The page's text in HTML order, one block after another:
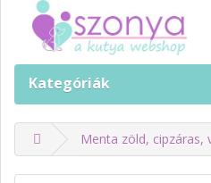
Kategóriák
Menta zöld, cipzáras,